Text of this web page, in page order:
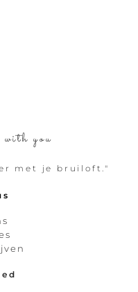
you
met je bruiloft."